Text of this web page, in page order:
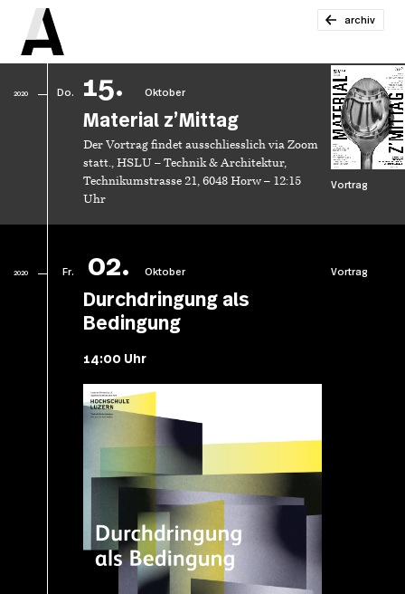
archiv
2020 Do. 15. Oktober
Material z’Mittag
Der Vortrag findet ausschliesslich via Zoom
statt., HSLU – Technik & Architektur,
Technikumstrasse 21, 6048 Horw – 12:15
Uhr
Vortrag
2020 Fr. 02. Oktober
Durchdringung als
Bedingung
14:00 Uhr
Vortrag